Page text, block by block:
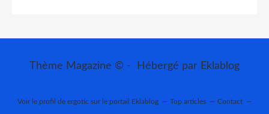
Thème Magazine © - Hébergé par Eklablog
Voir le profil de ergotic sur le portail Eklablog Top articles Contact